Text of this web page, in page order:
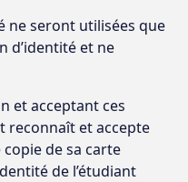
ne seront utilisées que
d’identité et ne
et acceptant ces
reconnaît et accepte
de sa carte
de l’étudiant